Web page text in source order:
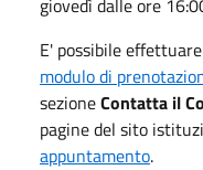
E' possibile
modulo di
sezioneContatta il
pagine del sito
appuntamento.